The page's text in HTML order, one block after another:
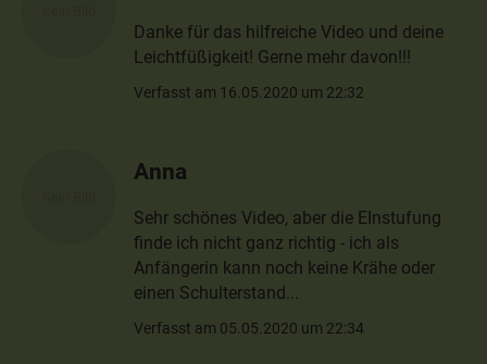
Danke für das hilfreiche Video und deine
Leichtfüßigkeit! Gerne mehr davon!!!
Verfasst am 16.05.2020 um 22:32
Anna
Sehr schönes Video, aber die EInstufung
finde ich nicht ganz richtig - ich als
Anfängerin kann noch keine Krähe oder
einen Schulterstand...
Verfasst am 05.05.2020 um 22:34